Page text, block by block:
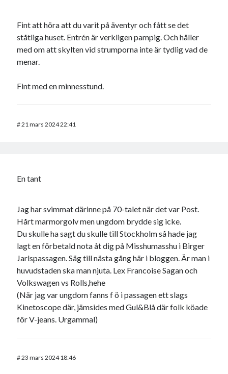
Fint att höra att du varit på äventyr och fått se det
ståtliga huset. Entrén är verkligen pampig. Och håller
med om att skylten vid strumporna inte är tydlig vad de
menar.
Fint med en minnesstund.
#21 mars 2024 22:41
En tant
Jag har svimmat därinne på 70-talet när det var Post.
Hårt marmorgolv men ungdom brydde sig icke.
Du skulle ha sagt du skulle till Stockholm så hade jag
lagt en förbetald nota åt dig på Misshumasshu i Birger
Jarlspassagen. Säg till nästa gång här i bloggen. Är man i
huvudstaden ska man njuta. Lex Francoise Sagan och
Volkswagen vs Rolls,hehe
(När jag var ungdom fanns f ö i passagen ett slags
Kinetoscope där, jämsides med Gul&Blå där folk köade
för V-jeans. Urgammal)
#23 mars 2024 18:46